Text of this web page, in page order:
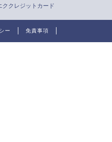
ククレジットカード
ー 免責事項